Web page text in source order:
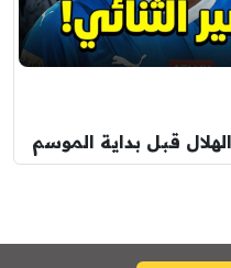
قبل بداية الموسم